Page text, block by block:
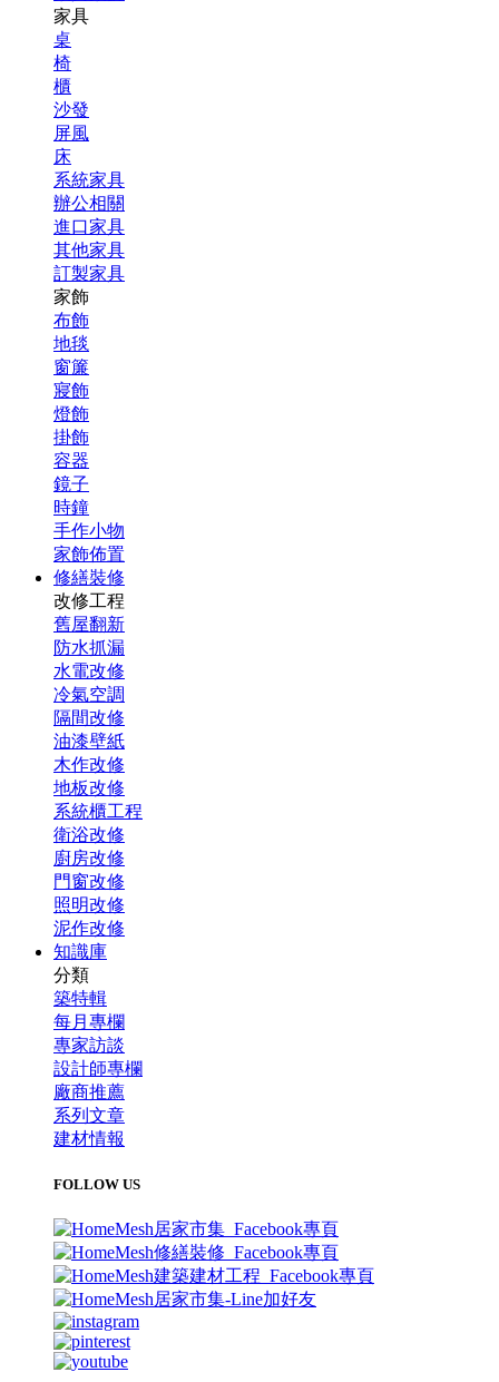
家具
桌
椅
櫃
沙發
屏風
床
系統家具
辦公相關
進口家具
其他家具
訂製家具
家飾
布飾
地毯
窗簾
寢飾
燈飾
掛飾
容器
鏡子
時鐘
手作小物
家飾佈置
修繕裝修
改修工程
舊屋翻新
防水抓漏
水電改修
冷氣空調
隔間改修
油漆壁紙
木作改修
地板改修
系統櫃工程
衛浴改修
廚房改修
門窗改修
照明改修
泥作改修
知識庫
分類
築特輯
每月專欄
專家訪談
設計師專欄
廠商推薦
系列文章
建材情報
FOLLOW US